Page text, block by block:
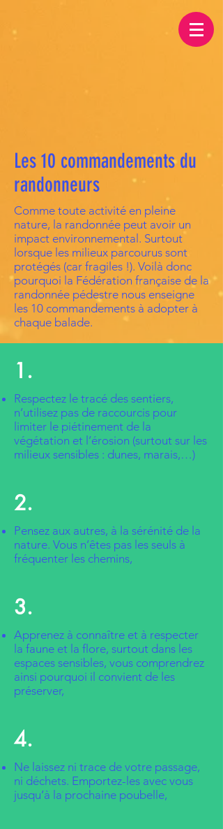
Les 10 commandements du
randonneurs
Comme toute activité en pleine
nature, la randonnée peut avoir un
impact environnemental. Surtout
lorsque les milieux parcourus sont
protégés (car fragiles !). Voilà donc
pourquoi la Fédération française de la
randonnée pédestre nous enseigne
les 10 commandements à adopter à
chaque balade.
1.
Respectez le tracé des sentiers,
n’utilisez pas de raccourcis pour
limiter le piétinement de la
végétation et l’érosion (surtout sur les
milieux sensibles : dunes, marais,…)
2.
Pensez aux autres, à la sérénité de la
nature. Vous n’êtes pas les seuls à
fréquenter les chemins,
3.
Apprenez à connaître et à respecter
la faune et la flore, surtout dans les
espaces sensibles, vous comprendrez
ainsi pourquoi il convient de les
préserver,
4.
Ne laissez ni trace de votre passage,
ni déchets. Emportez-les avec vous
jusqu’à la prochaine poubelle,